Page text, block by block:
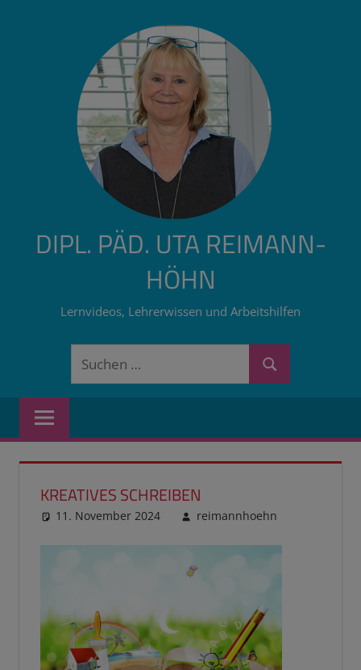
DIPL. PÄD. UTA REIMANN-
HÖHN
Lernvideos, Lehrerwissen und Arbeitshilfen
Suchen
Suchen
KREATIVES SCHREIBEN
11. November 2024 reimannhoehn